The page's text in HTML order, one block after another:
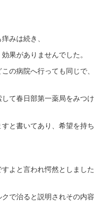
みは続き、
果がありませんでした。
の病院へ行っても同じで、
て春日部第一薬局をみつけ
と書いてあり、希望を持ち
よと言われ愕然としました
で治ると説明されその内容